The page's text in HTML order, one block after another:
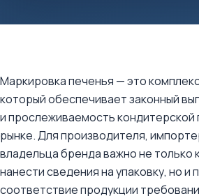
Маркировка печенья — это
который обеспечивает законный
и прослеживаемость кондитерской
рынке. Для производителя,
владельца бренда важно не только
нанести сведения на упаковку, но и
соответствие продукции